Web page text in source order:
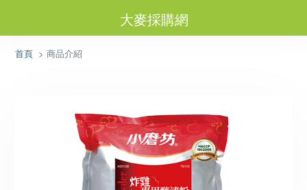
大麥採購網
首頁 > 商品介紹